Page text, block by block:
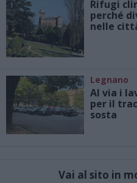
Rifugi
perché
nelle
Legnano
Al via i
per il
sosta
Vai al sito in